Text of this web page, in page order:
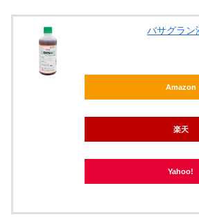
バサグラン
Amazon
楽天
Yahoo!